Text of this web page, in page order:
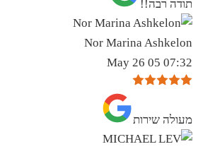
תודה רבה!!
Nor Marina Ashkelon
07:32 05 May 26
מעולה שירות